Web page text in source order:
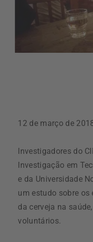
12 de março de
Investigadores do
Investigação em
e da Universidade
um estudo sobre
da cerveja na
voluntários.